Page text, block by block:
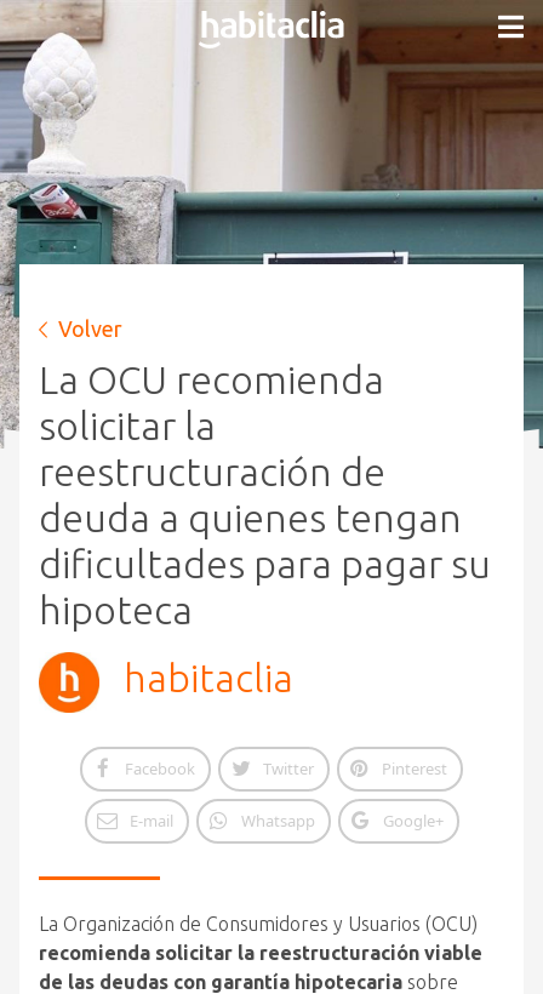
Volver
La OCU recomienda
solicitar la
reestructuración de
deuda a quienes tengan
dificultades para pagar su
hipoteca
habitaclia
Facebook Twitter Pinterest
E-mail Whatsapp Google+
La Organización de Consumidores y Usuarios (OCU)
recomienda solicitar la reestructuración viable
de las deudas con garantía hipotecaria sobre